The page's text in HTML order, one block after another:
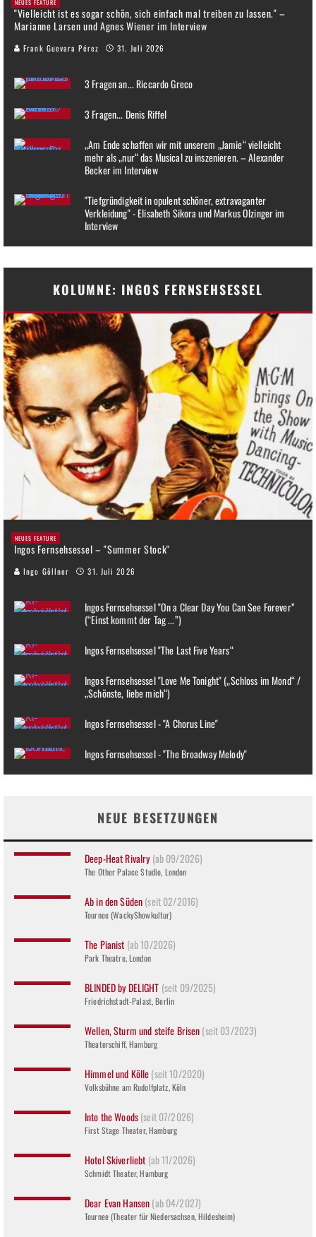
NEUES FEATURE
"Vielleicht ist es sogar schön, sich einfach mal treiben zu lassen." –
Marianne Larsen und Agnes Wiener im Interview
Frank Guevara Pérez 31. Juli 2026
3 Fragen an... Riccardo Greco
3 Fragen... Denis Riffel
„Am Ende schaffen wir mit unserem „Jamie“ vielleicht
mehr als „nur“ das Musical zu inszenieren. – Alexander
Becker im Interview
"Tiefgründigkeit in opulent schöner, extravaganter
Verkleidung" - Elisabeth Sikora und Markus Olzinger im
Interview
KOLUMNE: INGOS FERNSEHSESSEL
NEUES FEATURE
Ingos Fernsehsessel – "Summer Stock"
Ingo Göllner 31. Juli 2026
Ingos Fernsehsessel "On a Clear Day You Can See Forever”
(“Einst kommt der Tag ...”)
Ingos Fernsehsessel "The Last Five Years“
Ingos Fernsehsessel "Love Me Tonight" („Schloss im Mond“ /
„Schönste, liebe mich“)
Ingos Fernsehsessel - "A Chorus Line"
Ingos Fernsehsessel - "The Broadway Melody"
NEUE BESETZUNGEN
Deep-Heat Rivalry(ab 09/2026)
The Other Palace Studio, London
Ab in den Süden(seit 02/2016)
Tournee (WackyShowkultur)
The Pianist (ab 10/2026)
Park Theatre, London
BLINDED by DELIGHT (seit 09/2025)
Friedrichstadt-Palast, Berlin
Wellen, Sturm und steife Brisen(seit 03/2023)
Theaterschiff, Hamburg
Himmel und Kölle(seit 10/2020)
Volksbühne am Rudolfplatz, Köln
Into the Woods(seit 07/2026)
First Stage Theater, Hamburg
Hotel Skiverliebt (ab 11/2026)
Schmidt Theater, Hamburg
Dear Evan Hansen(ab 04/2027)
Tournee (Theater für Niedersachsen, Hildesheim)